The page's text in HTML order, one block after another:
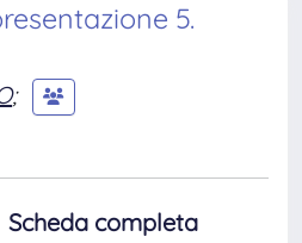
5.
;
Scheda completa